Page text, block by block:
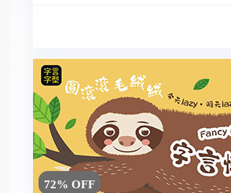
72% OFF